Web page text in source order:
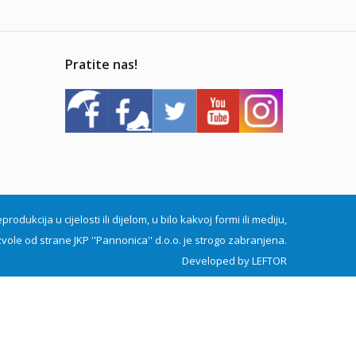
Pratite nas!
u cijelosti ili dijelom, u bilo kakvoj formi ili mediju,
od strane JKP ''Pannonica'' d.o.o. je strogo zabranjena.
Developed byLEFTOR